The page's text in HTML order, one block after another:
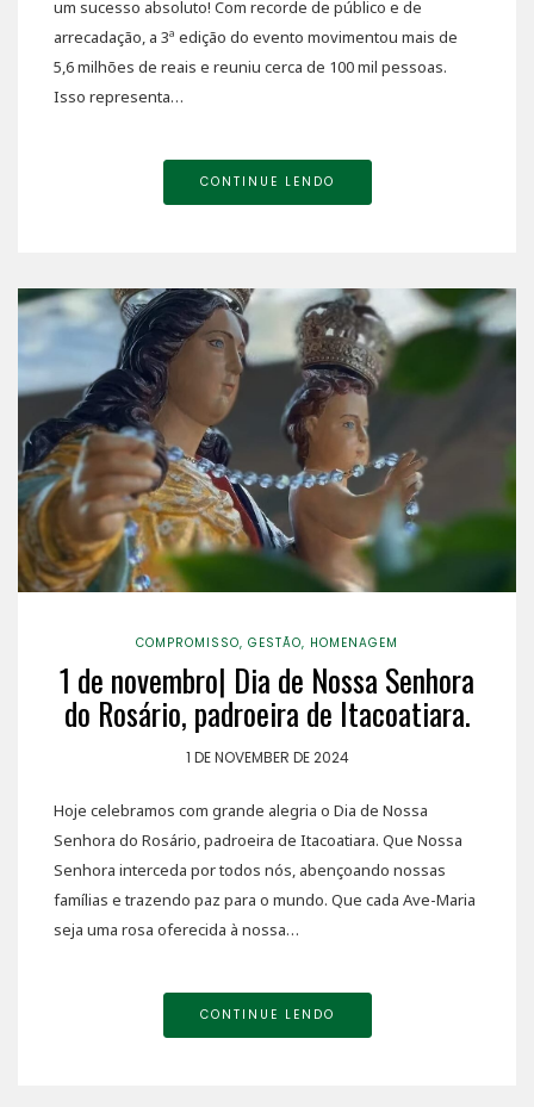
um sucesso absoluto! Com recorde de público e de
arrecadação, a 3ª edição do evento movimentou mais de
5,6 milhões de reais e reuniu cerca de 100 mil pessoas.
Isso representa…
CONTINUE LENDO
COMPROMISSO, GESTÃO, HOMENAGEM
1 de novembro| Dia de Nossa Senhora
do Rosário, padroeira de Itacoatiara.
1 DE NOVEMBER DE 2024
Hoje celebramos com grande alegria o Dia de Nossa
Senhora do Rosário, padroeira de Itacoatiara. Que Nossa
Senhora interceda por todos nós, abençoando nossas
famílias e trazendo paz para o mundo. Que cada Ave-Maria
seja uma rosa oferecida à nossa…
CONTINUE LENDO